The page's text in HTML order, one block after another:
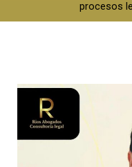
procesos